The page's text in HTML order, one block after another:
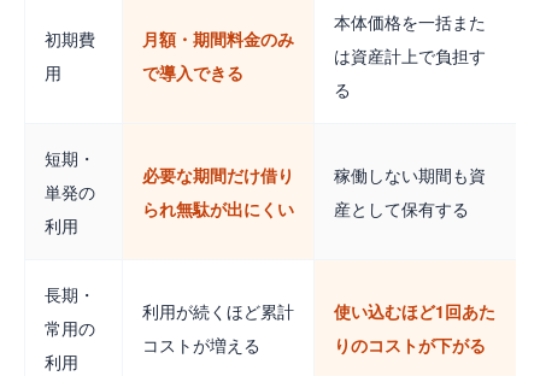
初期費
用
月額・期間料金のみ
で導入できる
本体価格を一括また
は資産計上で負担す
る
短期・
単発の
利用
必要な期間だけ借り
られ無駄が出にくい
稼働しない期間も資
産として保有する
長期・
常用の
利用
利用が続くほど累計
コストが増える
使い込むほど1回あた
りのコストが下がる